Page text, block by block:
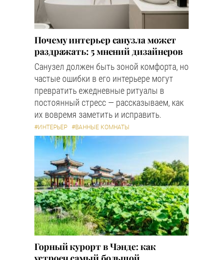
Почему интерьер санузла может
раздражать: 5 мнений дизайнеров
Санузел должен быть зоной комфорта, но
частые ошибки в его интерьере могут
превратить ежедневные ритуалы в
постоянный стресс — рассказываем, как
их вовремя заметить и исправить.
#ИНТЕРЬЕР #ВАННЫЕ КОМНАТЫ
Горный курорт в Чэнде: как